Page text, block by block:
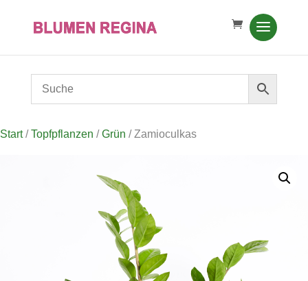
Start/Topfpflanzen /Grün / Zamioculkas